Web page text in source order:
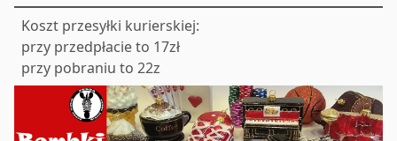
Koszt przesyłki kurierskiej:
przy przedpłacie to 17zł
przy pobraniu to 22z